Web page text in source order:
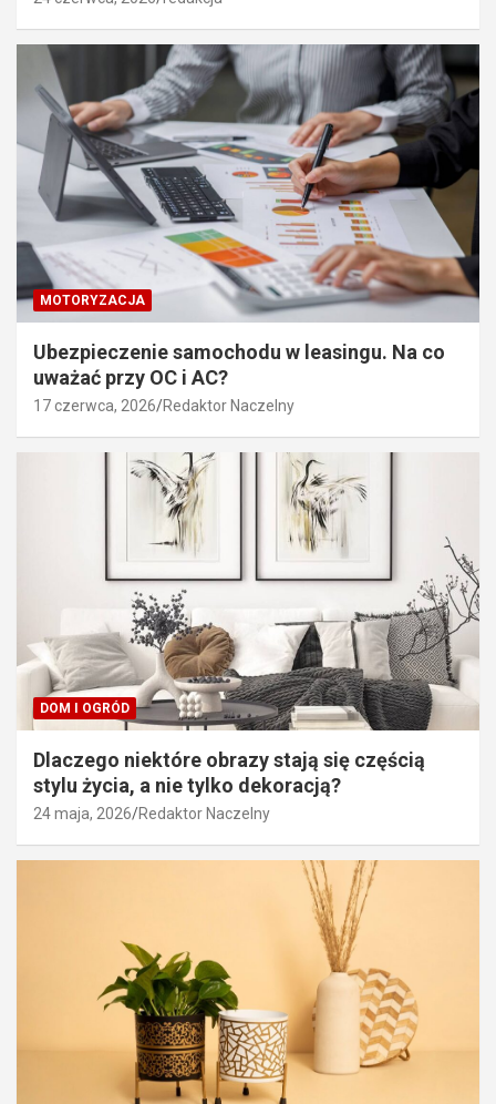
MOTORYZACJA
Ubezpieczenie samochodu w leasingu. Na co
uważać przy OC i AC?
17 czerwca, 2026 Redaktor Naczelny
DOM I OGRÓD
Dlaczego niektóre obrazy stają się częścią
stylu życia, a nie tylko dekoracją?
24 maja, 2026 Redaktor Naczelny